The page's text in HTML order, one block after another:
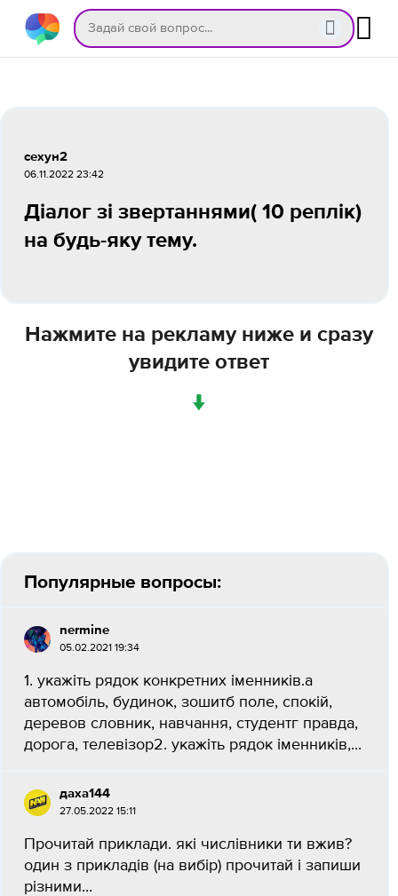
сехун2
06.11.2022 23:42
Діалог зі звертаннями( 10 реплік)
на будь-яку тему.
Нажмите на рекламу ниже и сразу
увидите ответ
↓
Популярные вопросы:
nermine
05.02.2021 19:34
1. укажіть рядок конкретних іменників.а
автомобіль, будинок, зошитб поле, спокій,
деревов словник, навчання, студентг правда,
дорога, телевізор2. укажіть рядок іменників,...
даха144
27.05.2022 15:11
Прочитай приклади. які числівники ти вжив?
один з прикладів (на вибір) прочитай і запиши
різними...